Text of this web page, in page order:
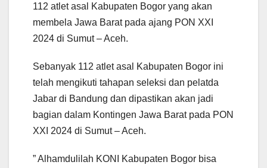
112 atlet asal Kabupaten Bogor yang akan
membela Jawa Barat pada ajang PON XXI
2024 di Sumut – Aceh.
Sebanyak 112 atlet asal Kabupaten Bogor ini
telah mengikuti tahapan seleksi dan pelatda
Jabar di Bandung dan dipastikan akan jadi
bagian dalam Kontingen Jawa Barat pada PON
XXI 2024 di Sumut – Aceh.
” Alhamdulilah KONI Kabupaten Bogor bisa